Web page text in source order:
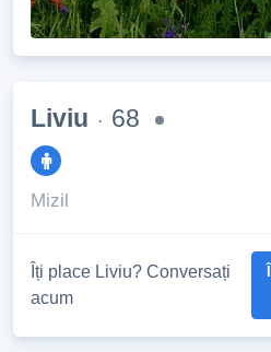
Liviu · 68
Mizil
Îți place Liviu? Conversați
acum